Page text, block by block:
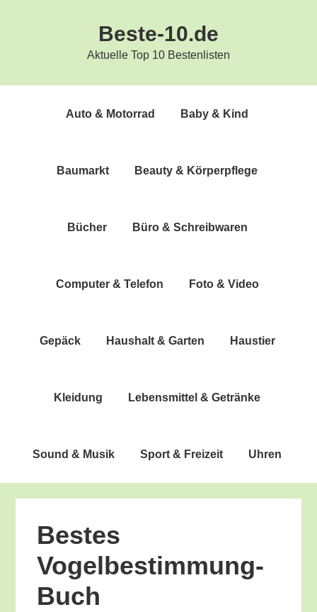
Beste-10.de
Aktuelle Top 10 Bestenlisten
Auto & Motorrad Baby & Kind
Bau­markt Beau­ty & Körperpflege
Bücher Büro & Schreibwaren
Com­pu­ter & Telefon Foto & Video
Gepäck Haus­halt & Garten Haus­tier
Klei­dung Lebens­mit­tel & Getränke
Sound & Musik Sport & Freizeit Uhren
Bes­tes
Vogelbestimmung-
Buch